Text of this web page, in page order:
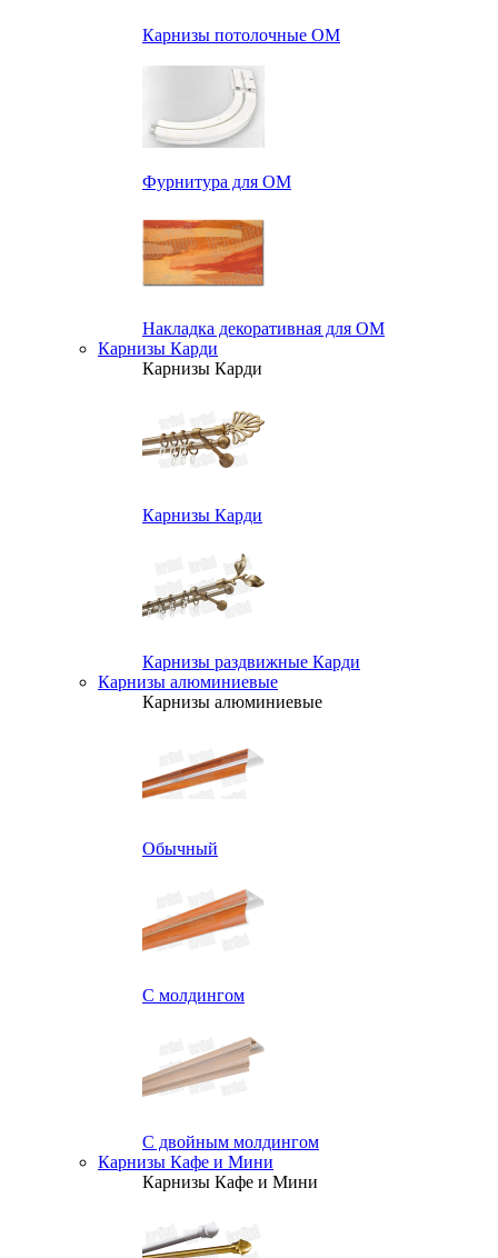
Карнизы потолочные ОМ
Фурнитура для ОМ
Накладка декоративная для ОМ
Карнизы Карди
Карнизы Карди
Карнизы Карди
Карнизы раздвижные Карди
Карнизы алюминиевые
Карнизы алюминиевые
Обычный
С молдингом
С двойным молдингом
Карнизы Кафе и Мини
Карнизы Кафе и Мини